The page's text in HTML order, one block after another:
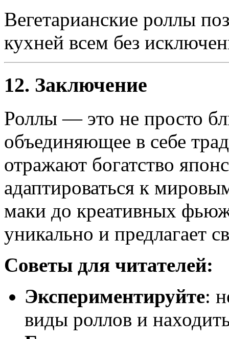
Вегетарианские роллы
кухней всем без
12. Заключение
Роллы — это не просто
объединяющее в себе
отражают богатство
адаптироваться к
маки до креативных
уникально и предлагает
Советы для читателей:
Экспериментируйте:
виды роллов и